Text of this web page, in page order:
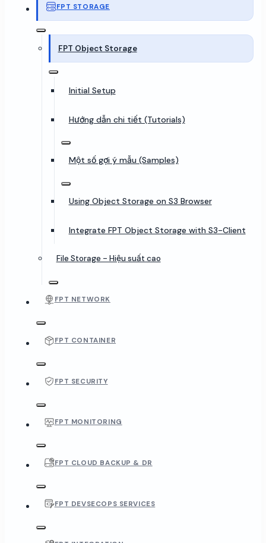
FPT STORAGE
FPT Object Storage
Initial Setup
Hướng dẫn chi tiết (Tutorials)
Một số gợi ý mẫu (Samples)
Using Object Storage on S3 Browser
Integrate FPT Object Storage with S3-Client
File Storage - Hiệu suất cao
FPT NETWORK
FPT CONTAINER
FPT SECURITY
FPT MONITORING
FPT CLOUD BACKUP & DR
FPT DEVSECOPS SERVICES